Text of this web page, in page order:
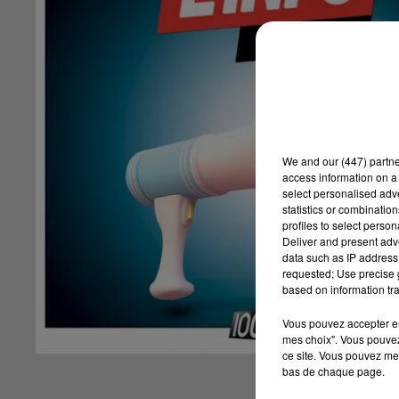
We and our (447)
access information on
select personalised
statistics or
profiles to select
Deliver and present
data such as IP
requested; Use precise
based on information
Vous pouvez accepter
mes choix". Vous
ce site. Vous pouvez
bas de chaque page.